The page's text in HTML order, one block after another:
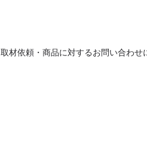
取材依頼・商品に対するお問い合わせ